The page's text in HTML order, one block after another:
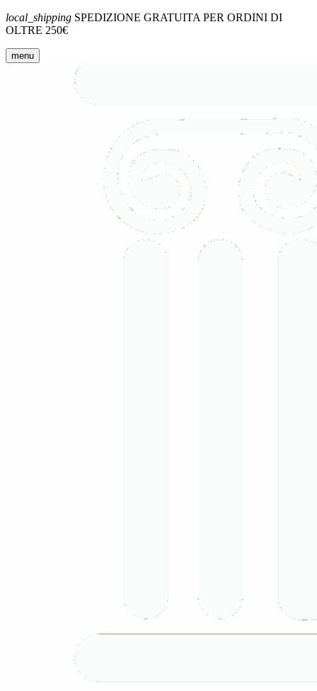
local_shipping SPEDIZIONE GRATUITA PER ORDINI DI
OLTRE 250€
menu